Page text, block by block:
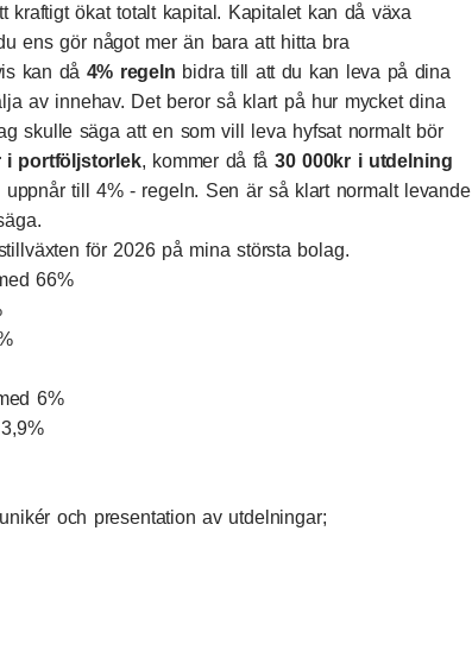
kraftigt ökat totalt kapital. Kapitalet kan då växa
ens gör något mer än bara att hitta bra
kan då 4% regeln bidra till att du kan leva på dina
av innehav. Det beror så klart på hur mycket dina
skulle säga att en som vill leva hyfsat normalt bör
i portföljstorlek, kommer då få 30 000kr i utdelning
uppnår till 4% - regeln. Sen är så klart normalt levande
för 2026 på mina största bolag.
66%
6%
och presentation av utdelningar;